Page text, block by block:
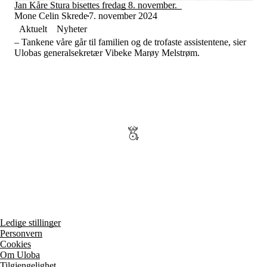
Tall og fakta
Om Uloba
Kontakt Uloba
Jan Kåre Stura bisettes fredag 8. november.
Mone Celin Skrede7. november 2024
Aktuelt
Nyheter
– Tankene våre går til familien og de trofaste assistentene, sier
Ulobas generalsekretær Vibeke Marøy Melstrøm.
Ledige stillinger
Personvern
Cookies
Om Uloba